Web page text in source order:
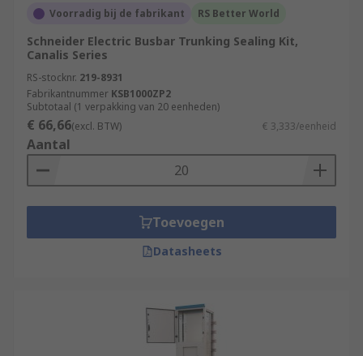
Voorradig bij de fabrikant RS Better World
Schneider Electric Busbar Trunking Sealing Kit,
Canalis Series
RS-stocknr. 219-8931
Fabrikantnummer KSB1000ZP2
Subtotaal (1 verpakking van 20 eenheden)
€ 66,66(excl. BTW) € 3,333/eenheid
Aantal
Toevoegen
Datasheets